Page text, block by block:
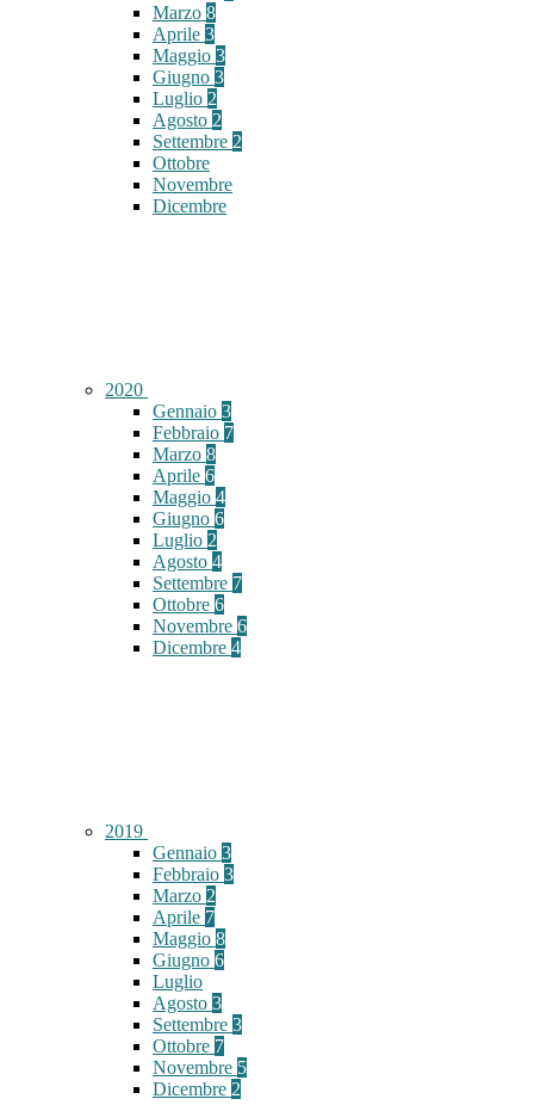
Marzo 8
Aprile 3
Maggio 3
Giugno 3
Luglio 2
Agosto 2
Settembre 2
Ottobre
Novembre
Dicembre
2020
Gennaio 3
Febbraio 7
Marzo 8
Aprile 6
Maggio 4
Giugno 6
Luglio 2
Agosto 4
Settembre 7
Ottobre 6
Novembre 6
Dicembre 4
2019
Gennaio 3
Febbraio 3
Marzo 2
Aprile 7
Maggio 8
Giugno 6
Luglio
Agosto 3
Settembre 3
Ottobre 7
Novembre 5
Dicembre 2